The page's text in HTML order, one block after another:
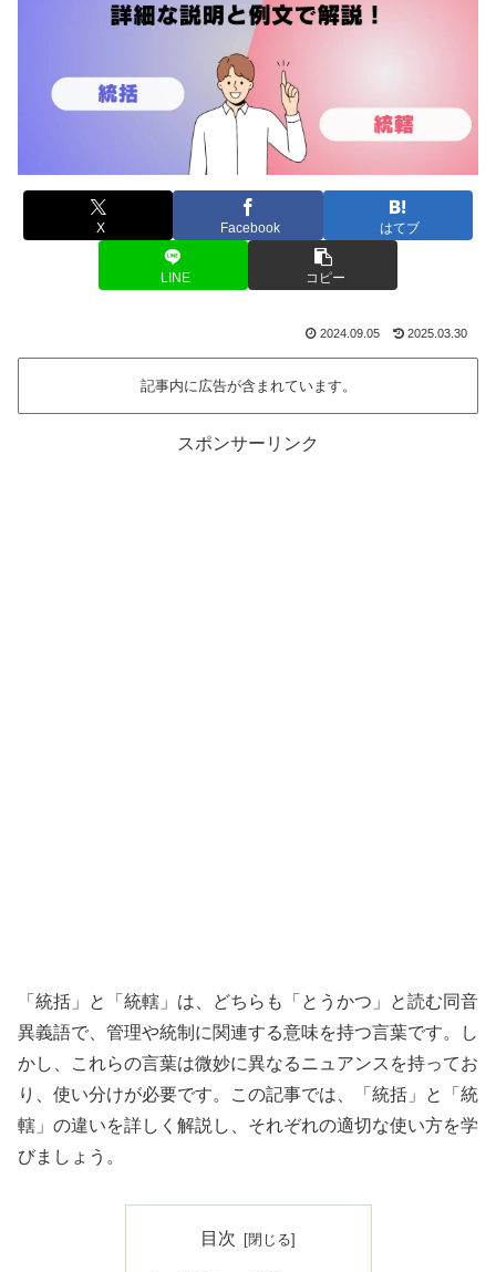
X Facebook はてブ
LINE コピー
2024.09.05 2025.03.30
記事内に広告が含まれています。
スポンサーリンク
「統括」と「統轄」は、どちらも「とうかつ」と読む同音
異義語で、管理や統制に関連する意味を持つ言葉です。し
かし、これらの言葉は微妙に異なるニュアンスを持ってお
り、使い分けが必要です。この記事では、「統括」と「統
轄」の違いを詳しく解説し、それぞれの適切な使い方を学
びましょう。
目次